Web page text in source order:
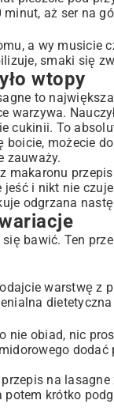
aż ser na
a wy
smaki się
wtopy
to
warzywa.
cukinii. To
możecie
zauważy.
makaronu
i nikt nie
odgrzana
bawić. Ten
warstwę z
obiad, nic
na
potem krótko